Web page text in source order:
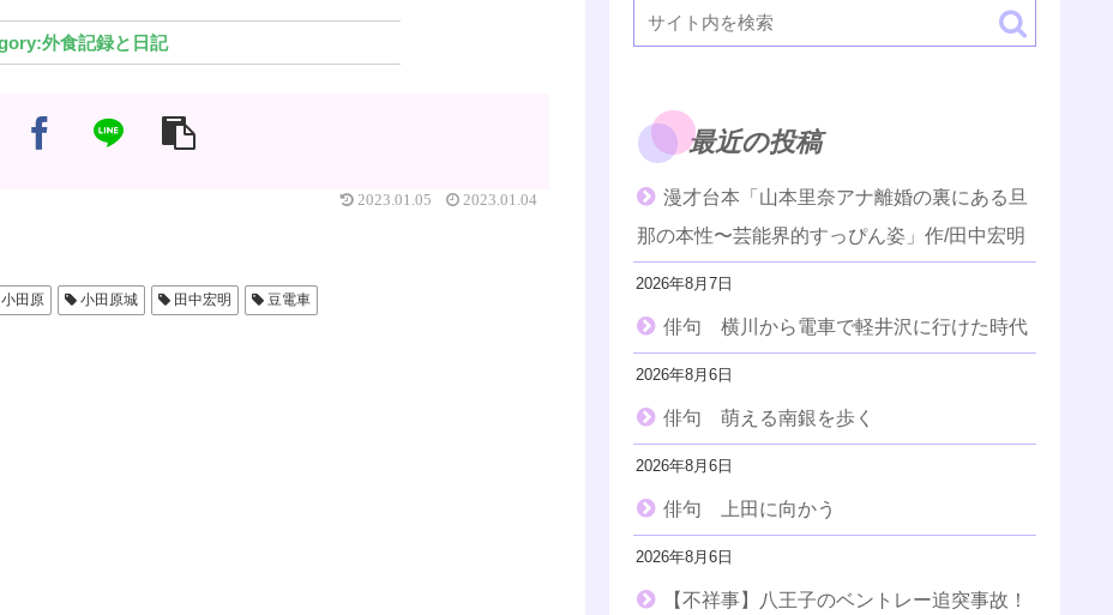
外食記録と日記
2023.01.05 2023.01.04
小田原 小田原城 田中宏明 豆電車
最近の投稿
漫才台本「山本里奈アナ離婚の裏にある旦
那の本性〜芸能界的すっぴん姿」作/田中宏明
2026年8月7日
俳句 横川から電車で軽井沢に行けた時代
2026年8月6日
俳句 萌える南銀を歩く
2026年8月6日
俳句 上田に向かう
2026年8月6日
【不祥事】八王子のベントレー追突事故！